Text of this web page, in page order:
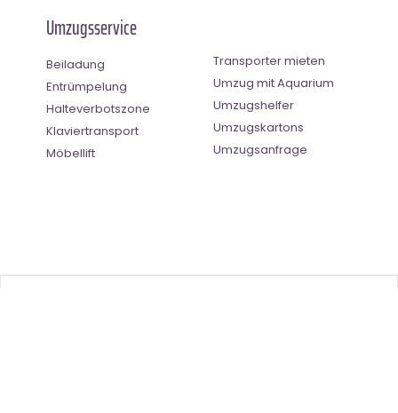
Umzugsservice
Beiladung
Entrümpelung
Halteverbotszone
Klaviertransport
Möbellift
Transporter mieten
Umzug mit Aquarium
Umzugshelfer
Umzugskartons
Umzugsanfrage